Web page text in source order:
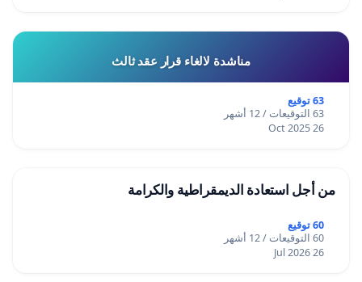
مناشدة لالغاء قرار عقد ثالث
63 توقيع
63 التوقيعات / 12 أشهر
26 Oct 2025
من أجل استعادة الديمقراطية والكرامة
60 توقيع
60 التوقيعات / 12 أشهر
26 Jul 2026